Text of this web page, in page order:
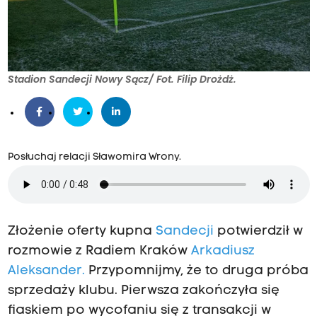
Stadion Sandecji Nowy Sącz/ Fot. Filip Drożdż.
Posłuchaj relacji Sławomira Wrony.
Złożenie oferty kupna Sandecji potwierdził w
rozmowie z Radiem Kraków Arkadiusz
Aleksander. Przypomnijmy, że to druga próba
sprzedaży klubu. Pierwsza zakończyła się
fiaskiem po wycofaniu się z transakcji w